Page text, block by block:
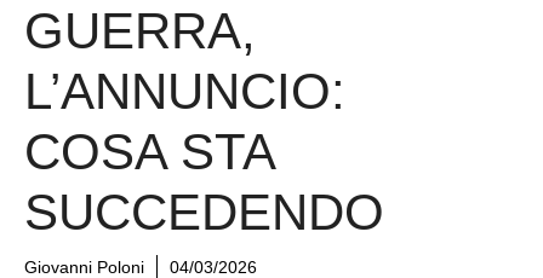
GUERRA,
L’ANNUNCIO:
COSA STA
SUCCEDENDO
Giovanni Poloni 04/03/2026